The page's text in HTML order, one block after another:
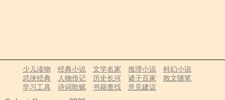
少儿读物 经典小说 文学名家 推理小说
科幻小说
武侠经典
人物传记 历史长河 诸子百家
散文随笔
学习工具
诗词歌赋 书籍查找
意见建议